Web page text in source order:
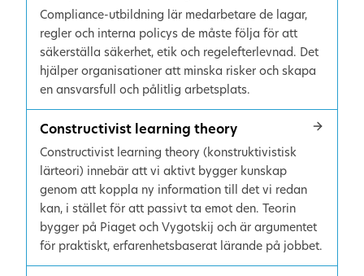
Compliance-utbildning lär medarbetare de lagar,
regler och interna policys de måste följa för att
säkerställa säkerhet, etik och regelefterlevnad. Det
hjälper organisationer att minska risker och skapa
en ansvarsfull och pålitlig arbetsplats.
Constructivist learning theory
Constructivist learning theory (konstruktivistisk
lärteori) innebär att vi aktivt bygger kunskap
genom att koppla ny information till det vi redan
kan, i stället för att passivt ta emot den. Teorin
bygger på Piaget och Vygotskij och är argumentet
för praktiskt, erfarenhetsbaserat lärande på jobbet.